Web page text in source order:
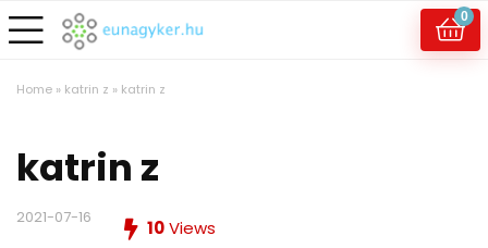
0
Home » katrin z » katrin z
katrin z
2021-07-16 10Views